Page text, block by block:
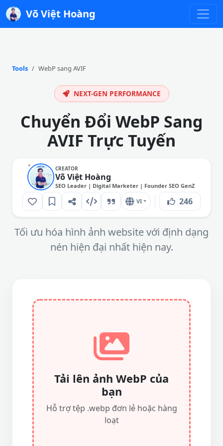
Võ Việt Hoàng
Tools WebP sang AVIF
NEXT-GEN PERFORMANCE
Chuyển Đổi WebP Sang
AVIF Trực Tuyến
CREATOR
Võ Việt Hoàng
SEO Leader | Digital Marketer | Founder SEO GenZ
VI 246
Tối ưu hóa hình ảnh website với định dạng
nén hiện đại nhất hiện nay.
Tải lên ảnh WebP của
bạn
Hỗ trợ tệp .webp đơn lẻ hoặc hàng
loạt